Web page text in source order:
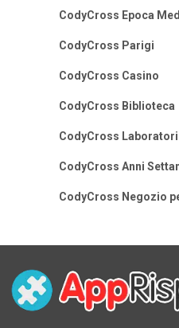
CodyCross Epoca
CodyCross Parigi
CodyCross Casino
CodyCross Biblioteca
CodyCross
CodyCross Anni
CodyCross Negozio